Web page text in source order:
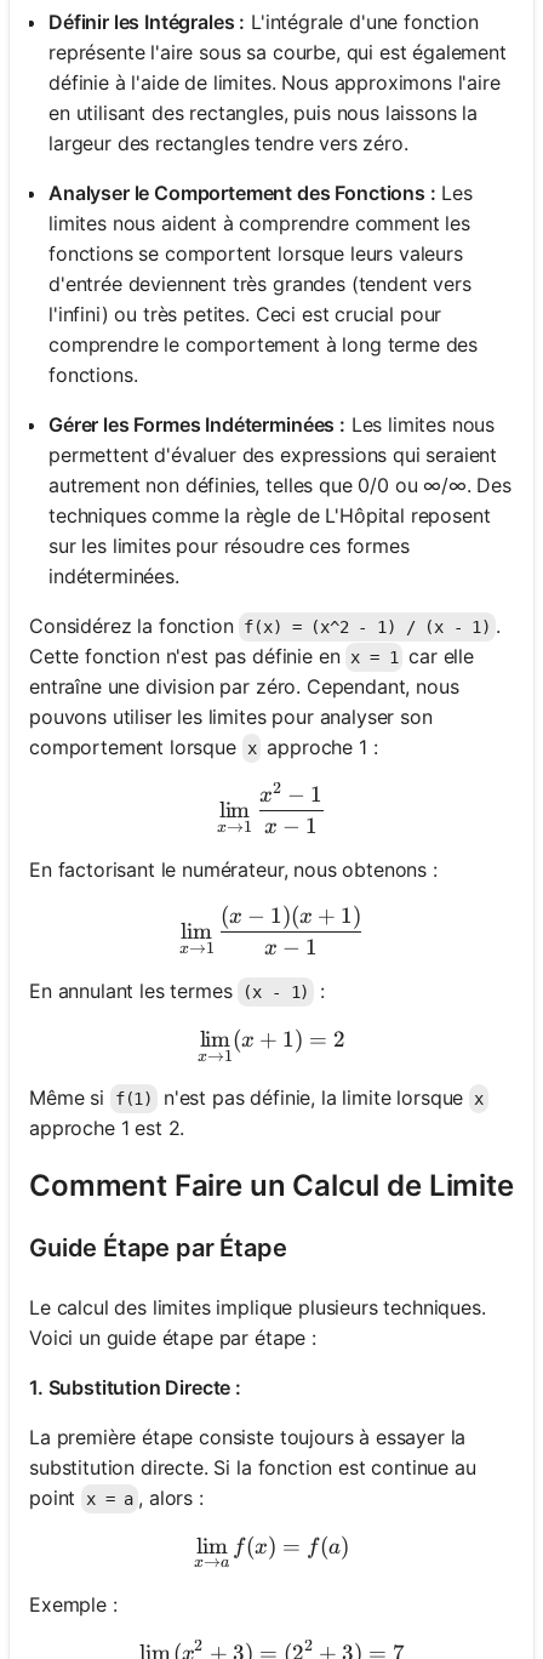
Définir les Intégrales : L'intégrale d'une fonction
représente l'aire sous sa courbe, qui est également
définie à l'aide de limites. Nous approximons l'aire
en utilisant des rectangles, puis nous laissons la
largeur des rectangles tendre vers zéro.
Analyser le Comportement des Fonctions : Les
limites nous aident à comprendre comment les
fonctions se comportent lorsque leurs valeurs
d'entrée deviennent très grandes (tendent vers
l'infini) ou très petites. Ceci est crucial pour
comprendre le comportement à long terme des
fonctions.
Gérer les Formes Indéterminées : Les limites nous
permettent d'évaluer des expressions qui seraient
autrement non définies, telles que 0/0 ou ∞/∞. Des
techniques comme la règle de L'Hôpital reposent
sur les limites pour résoudre ces formes
indéterminées.
Considérez la fonction f(x) = (x^2 - 1) / (x - 1) .
Cette fonction n'est pas définie en x = 1
car elle
entraîne une division par zéro. Cependant, nous
pouvons utiliser les limites pour analyser son
comportement lorsque
x approche 1 :
\lim_{x \to 1} \frac{x^2 -
x→1
lim
x − 1
x2 − 1
En factorisant le numérateur, nous obtenons :
\lim_{x \to 1} \frac{(x -
x→1
lim
x − 1
(x − 1)(x + 1)
En annulant les termes (x - 1) :
\lim_{x \to 1} (x + 1) = 2
x→1
lim(x + 1) = 2
Même si f(1) n'est pas définie, la limite lorsque x
approche 1 est 2.
Comment Faire un Calcul de Limite
Guide Étape par Étape
Le calcul des limites implique plusieurs techniques.
Voici un guide étape par étape :
1. Substitution Directe :
La première étape consiste toujours à essayer la
substitution directe. Si la fonction est continue au
point
x = a , alors :
\lim_{x \to a} f(x) = f(a)
x→a
lim f(x) = f(a)
Exemple :
\lim_{x \to 2} (x^2 + 3) =
lim (x2 + 3) = (22 + 3) = 7